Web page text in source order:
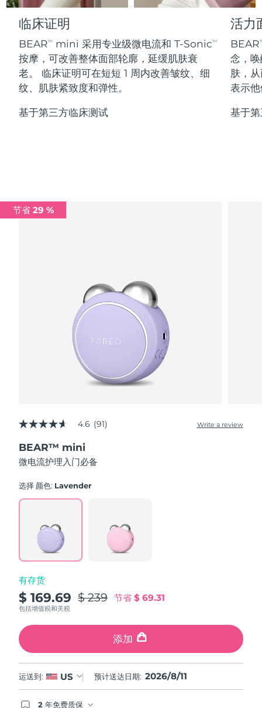
临床证明
BEARTM mini 采用专业级微电流和 T-SonicTM
按摩，可改善整体面部轮廓，延缓肌肤衰
老。 临床证明可在短短 1 周内改善皱纹、细
纹、肌肤紧致度和弹性。
基于第三方临床测试
活力
BEAR
念，
肤，
表示
基于
节省 29 %
4.6
of
5
stars,
rating
Read
Reviews.
Same
page
4.6 (91) Write a review
BEAR™ mini
微电流护理入门必备
选择 颜色: Lavender
有存货
$ 169.69 $ 239 节省$ 69.31
包括增值税和关税
添加
运送到: US 预计送达日期: 2026/8/11
2 年免费质保
PEACH™ 2 go
Travel-friendly IPL hair removal
PEACH™ Cooling Prep Gel
SUPERCHARGED™ serum
Firming body serum
ESPADA™ 2
Acne treatment device
ESPADA™ Blemish Solution
Concentrated acne gel
IRIS™ 2
Rejuvenating eye massager
眼部护肤
Advanced eye care treatment
毛孔护理
KIWI™ derma
Diamond microdermabrasion .
KIWI™
LUNA™ 4 hair
2-in-1 LED scalp massager
FLIP™ play advanced
NEW
issa™ Teeth Whitening Set
护肤品
FOREO APP
中国香港特别行政区 8/11/26
匈牙利 预计送达日期 8/10/26
冰岛 预计送达日期 8/11/26
意大利
预计送达日期
预计送达日期
中国澳门特别行政区
马来西亚
墨西哥
荷兰
新西兰 预计送达日期8/10/26
挪威 预计送达日期8/10/26
阿曼 预计送达日期